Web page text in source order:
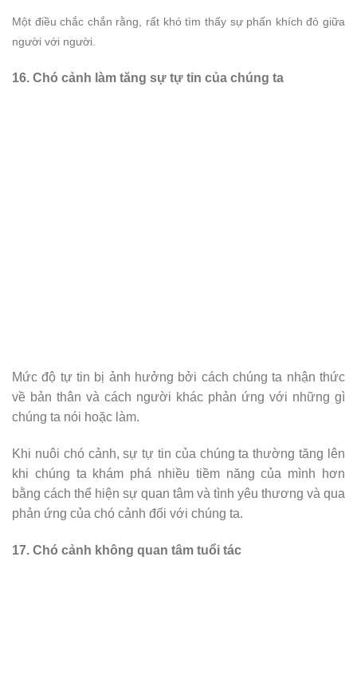
Một điều chắc chắn rằng, rất khó tìm thấy sự phấn khích đó giữa
người với người.
16. Chó cảnh làm tăng sự tự tin của chúng ta
Mức độ tự tin bị ảnh hưởng bởi cách chúng ta nhận thức
về bản thân và cách người khác phản ứng với những gì
chúng ta nói hoặc làm.
Khi nuôi chó cảnh, sự tự tin của chúng ta thường tăng lên
khi chúng ta khám phá nhiều tiềm năng của mình hơn
bằng cách thể hiện sự quan tâm và tình yêu thương và qua
phản ứng của chó cảnh đối với chúng ta.
17. Chó cảnh không quan tâm tuổi tác